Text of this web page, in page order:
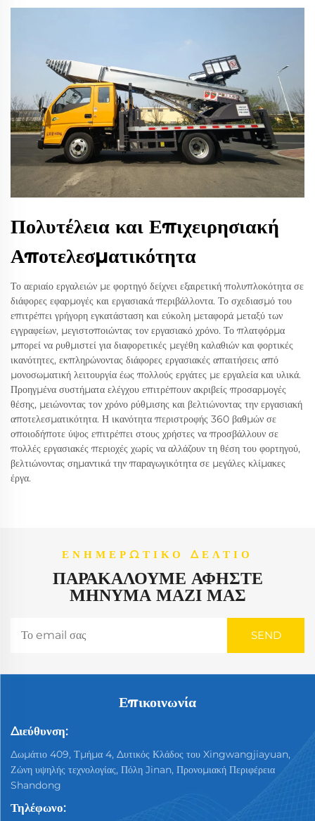
Πολυτέλεια και Επιχειρησιακή
Αποτελεσματικότητα
Το αεριαίο εργαλειών με φορτηγό δείχνει εξαιρετική πολυπλοκότητα σε
διάφορες εφαρμογές και εργασιακά περιβάλλοντα. Το σχεδιασμό του
επιτρέπει γρήγορη εγκατάσταση και εύκολη μεταφορά μεταξύ των
εγγραφείων, μεγιστοποιώντας τον εργασιακό χρόνο. Το πλατφόρμα
μπορεί να ρυθμιστεί για διαφορετικές μεγέθη καλαθιών και φορτικές
ικανότητες, εκπληρώνοντας διάφορες εργασιακές απαιτήσεις από
μονοσωματική λειτουργία έως πολλούς εργάτες με εργαλεία και υλικά.
Προηγμένα συστήματα ελέγχου επιτρέπουν ακριβείς προσαρμογές
θέσης, μειώνοντας τον χρόνο ρύθμισης και βελτιώνοντας την εργασιακή
αποτελεσματικότητα. Η ικανότητα περιστροφής 360 βαθμών σε
οποιοδήποτε ύψος επιτρέπει στους χρήστες να προσβάλλουν σε
πολλές εργασιακές περιοχές χωρίς να αλλάζουν τη θέση του φορτηγού,
βελτιώνοντας σημαντικά την παραγωγικότητα σε μεγάλες κλίμακες
έργα.
ΕΝΗΜΕΡΩΤΙΚΌ ΔΕΛΤΊΟ
ΠΑΡΑΚΑΛΟΎΜΕ ΑΦΉΣΤΕ
ΜΉΝΥΜΑ ΜΑΖΊ ΜΑΣ
Επικοινωνία
Διεύθυνση:
Δωμάτιο 409, Τμήμα 4, Δυτικός Κλάδος του Xingwangjiayuan,
Ζώνη υψηλής τεχνολογίας, Πόλη Jinan, Προνομιακή Περιφέρεια
Shandong
Τηλέφωνο: